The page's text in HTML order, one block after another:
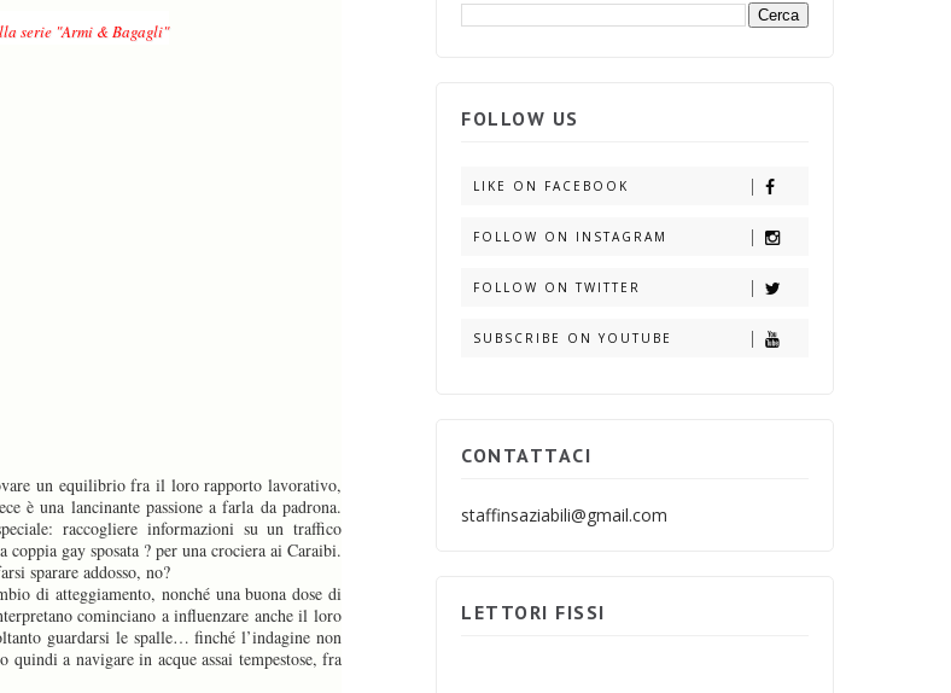
serie "Armi & Bagagli"
un equilibrio fra il loro rapporto lavorativo,
è una lancinante passione a farla da padrona.
raccogliere informazioni su un traffico
gay sposata ? per una crociera ai Caraibi.
sparare addosso, no?
di atteggiamento, nonché una buona dose di
cominciano a influenzare anche il loro
guardarsi le spalle… finché l’indagine non
a navigare in acque assai tempestose, fra
FOLLOW US
LIKE ON FACEBOOK
FOLLOW ON INSTAGRAM
FOLLOW ON TWITTER
SUBSCRIBE ON YOUTUBE
CONTATTACI
staffinsaziabili@gmail.com
LETTORI FISSI